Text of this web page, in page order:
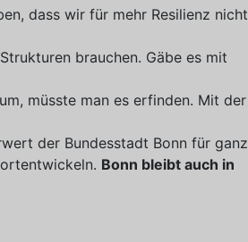
dass wir für mehr Resilienz nicht
brauchen. Gäbe es mit
müsste man es erfinden. Mit der
der Bundesstadt Bonn für ganz
Bonn bleibt auch in